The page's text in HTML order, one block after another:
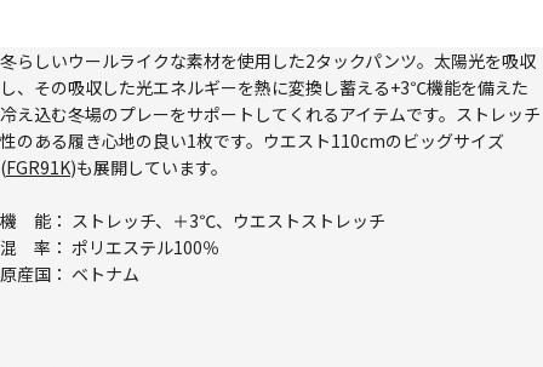
冬らしいウールライクな素材を使用した2タックパンツ。太陽光を吸収
し、その吸収した光エネルギーを熱に変換し蓄える+3℃機能を備えた
冷え込む冬場のプレーをサポートしてくれるアイテムです。ストレッチ
性のある履き心地の良い1枚です。ウエスト110cmのビッグサイズ
(FGR91K)も展開しています。
機 能： ストレッチ、＋3℃、ウエストストレッチ
混 率： ポリエステル100％
原産国： ベトナム